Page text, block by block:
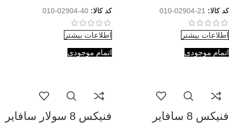
کد کالا: 21-02904-010
اطلاعات بیشتر
کد کالا: 40-02904-010
اطلاعات بیشتر
اتمام موجودی
فنیکس 8 سافایر
اتمام موجودی
فنیکس 8 سولار سافایر